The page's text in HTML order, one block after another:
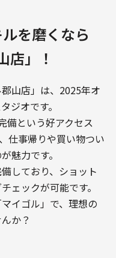
を磨くなら
店」！
山店」は、2025年オ
ジオです。
備という好アクセス
仕事帰りや買い物つい
魅力です。
しており、ショット
ェックが可能です。
イゴル」で、理想の
か？